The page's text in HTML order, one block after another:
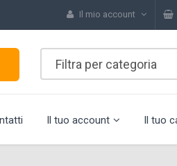
Il mio account
Il tuo account Il tuo